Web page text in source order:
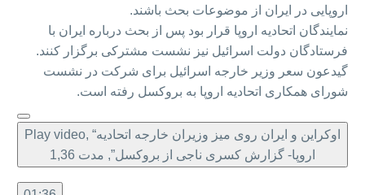
اروپایی در ایران از موضوعات بحث باشند.
نمایندگان اتحادیه اروپا قرار بود پس از بحث درباره ایران با
فرستادگان دولت اسرائیل نیز نشست مشترکی برگزار کنند.
گیدعون سعر وزیر خارجه اسرائیل برای شرکت در نشست
شورای همکاری اتحادیه اروپا به بروکسل رفته است.
Play video, “اوکراین و ایران روی میز وزیران خارجه اتحادیه
اروپا- گزارش کسری ناجی از بروکسل”, مدت 1,36